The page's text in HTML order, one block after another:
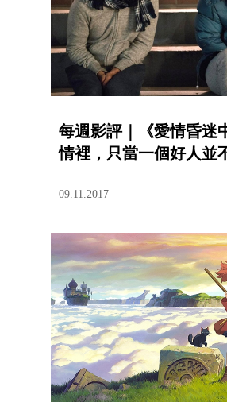
每週影評｜《愛情昏迷
情裡，只當一個好人並
09.11.2017